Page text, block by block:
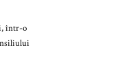
într-o